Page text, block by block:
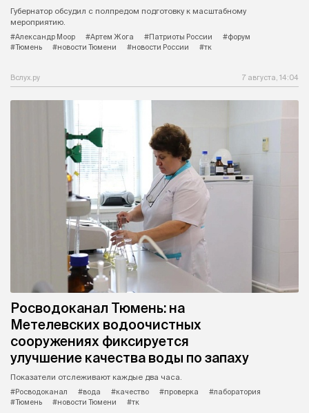
Губернатор обсудил с полпредом подготовку к масштабному
мероприятию.
#Александр Моор
#Артем Жога #Патриоты России
#форум
#Тюмень
#новости Тюмени #новости России #тк
Вслух.ру 7 августа, 14:04
Росводоканал Тюмень: на
Метелевских водоочистных
сооружениях фиксируется
улучшение качества воды по запаху
Показатели отслеживают каждые два часа.
#Росводоканал
#вода #качество #проверка
#лаборатория
#Тюмень
#новости Тюмени #тк